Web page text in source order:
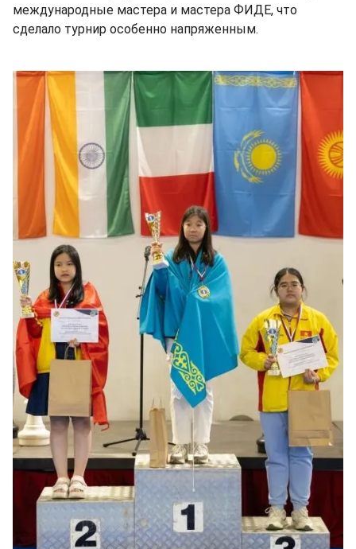
международные мастера и мастера ФИДЕ, что
сделало турнир особенно напряженным.